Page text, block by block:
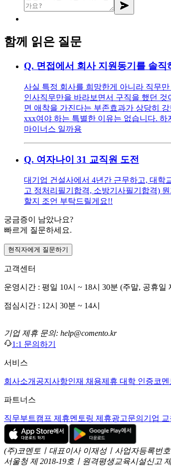
함께 읽은 질문
Q. 면접에서 회사 지원동기를 솔
사실 특정 회사를 희망한게 아니라 직무
인사직무만을 바라보면서 구직을 했던
면 애착을 가진다는 부존효과가 상당히
xxx여야 하는 특별한 이유는 없습니다.
마이너스 일까용
Q. 여자나이 31 교직원 도전
대기업 건설사에서 4년간 근무하고, 대학
고 정처리필기합격, 소방기사필기합격)
할지 조언 부탁드릴게요!!
궁금증이 남았나요?
빠르게 질문하세요.
현직자에게 질문하기
고객센터
운영시간 : 평일 10시 ~ 18시 30분 (주말, 공휴일
점심시간 : 12시 30분 ~ 14시
기업 제휴 문의: help@comento.kr
1:1 문의하기
서비스
회사소개 공지사항인재 채용제휴 대학 인증코
파트너스
직무부트캠프 제휴멘토링 제휴광고문의 기업 교
(주)코멘토ㅣ대표이사 이재성ㅣ사업자등록번호
서울청 제 2018-19호ㅣ원격평생교육시설신고